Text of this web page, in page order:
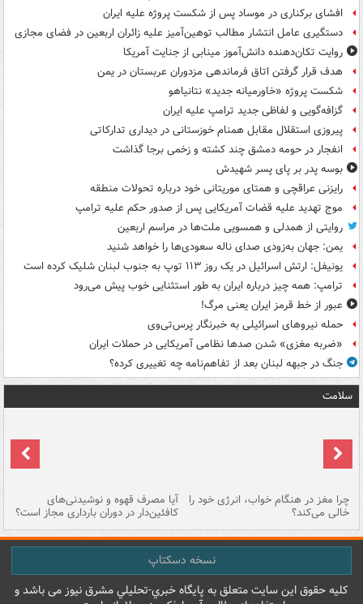
افشای برکناری در موساد پس از شکست پروژه علیه ایران
دستگیری عامل انتشار مطالب توهین‌آمیز علیه زائران اربعین در فضای مجازی
روایت تکان‌دهنده دانش‌آموز مینابی از جنایت آمریکا
هدف قرار گرفتن اتاق‌ فرماندهی مزدوران عربستان در یمن
شکست پروژه «خاورمیانه جدید» نتانیاهو
گزافه‌گویی و لفاظی جدید ترامپ علیه ایران
پیروزی استقلال مقابل همنام خوزستانی در دیداری تدارکاتی
انفجار در حومه دمشق چند کشته و زخمی برجا گذاشت
بوسه‌ پدر بر پای پسر شهیدش
رایزنی عراقچی و همتای موریتانی خود درباره تحولات منطقه
موج تهدید علیه قضات آمریکایی پس از صدور حکم علیه ترامپ
روایتی از همدلی و همسویی ملت‌ها در مراسم اربعین
یمن: جهان به‌زودی صدای ناله سعودی‌ها را خواهد شنید
یونیفل: ارتش اسرائیل در یک روز ۱۱۳ توپ به جنوب لبنان شلیک کرده است
ترامپ: همه چیز درباره ایران به طور استثنایی خوب پیش می‌رود
عبور از خط قرمز ایران یعنی مرگ!
حمله نیروهای اسرائیلی به خبرنگار پرس‌تی‌وی
«ضربه مغزی» شدن صدها نظامی آمریکایی در حملات ایران
جنگ در جبهه لبنان بعد از تفاهم‌نامه چه تغییری کرده؟
سلامت
چرا مغز در هنگام خواب، انرژی خود را
خالی می‌کند؟
آیا مصرف قهوه و نوشیدنی‌های
کافئین‌دار در دوران بارداری مجاز است؟
نسخه دسکتاپ
کليه حقوق اين سايت متعلق به پایگاه خبري-تحليلي مشرق نيوز می باشد و